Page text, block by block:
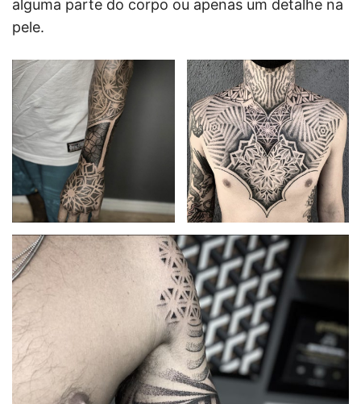
alguma parte do corpo ou apenas um detalhe na
pele.